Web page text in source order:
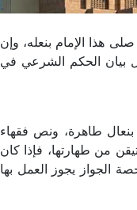
هذا الإمام بنعله، وإن
بيان الحكم الشرعي في
طاهرة، ونص فقهاء
من طهارتها، فإذا كان
الجواز يجوز العمل بها